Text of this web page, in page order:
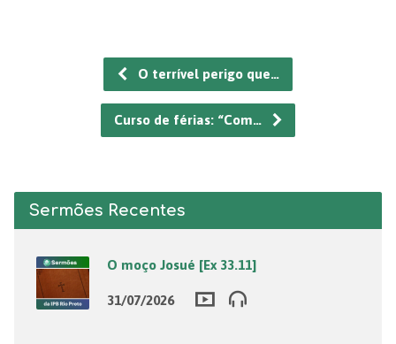
O terrível perigo que…
Curso de férias: “Com…
Sermões Recentes
O moço Josué [Ex 33.11]
31/07/2026